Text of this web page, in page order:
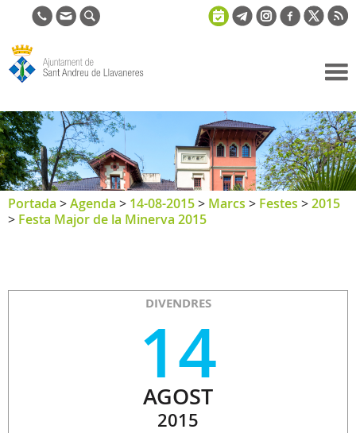
de Sant
Andreu de
Llavaneres
Portada >Agenda > 14-08-2015> Marcs > Festes >2015
> Festa Major de la Minerva 2015
DIVENDRES
14
AGOST
2015